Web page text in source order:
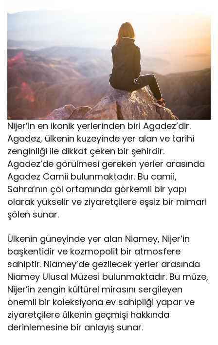
Nijer’in en ikonik yerlerinden biri Agadez’dir.
Agadez, ülkenin kuzeyinde yer alan ve tarihi
zenginliği ile dikkat çeken bir şehirdir.
Agadez’de görülmesi gereken yerler arasında
Agadez Camii bulunmaktadır. Bu camii,
Sahra’nın çöl ortamında görkemli bir yapı
olarak yükselir ve ziyaretçilere eşsiz bir mimari
şölen sunar.
Ülkenin güneyinde yer alan Niamey, Nijer’in
başkentidir ve kozmopolit bir atmosfere
sahiptir. Niamey’de gezilecek yerler arasında
Niamey Ulusal Müzesi bulunmaktadır. Bu müze,
Nijer’in zengin kültürel mirasını sergileyen
önemli bir koleksiyona ev sahipliği yapar ve
ziyaretçilere ülkenin geçmişi hakkında
derinlemesine bir anlayış sunar.